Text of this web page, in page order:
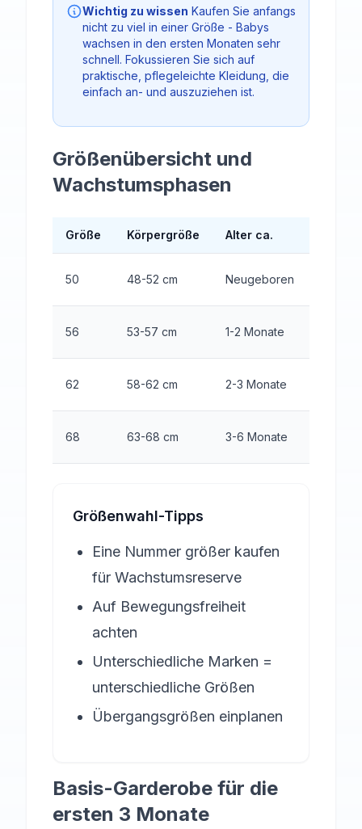
Wichtig zu wissen Kaufen Sie anfangs
nicht zu viel in einer Größe - Babys
wachsen in den ersten Monaten sehr
schnell. Fokussieren Sie sich auf
praktische, pflegeleichte Kleidung, die
einfach an- und auszuziehen ist.
Größenübersicht und
Wachstumsphasen
Größe Körpergröße Alter ca.
50 48-52 cm Neugeboren
56 53-57 cm 1-2 Monate
62 58-62 cm 2-3 Monate
68 63-68 cm 3-6 Monate
Größenwahl-Tipps
Eine Nummer größer kaufen
für Wachstumsreserve
Auf Bewegungsfreiheit
achten
Unterschiedliche Marken =
unterschiedliche Größen
Übergangsgrößen einplanen
Basis-Garderobe für die
ersten 3 Monate